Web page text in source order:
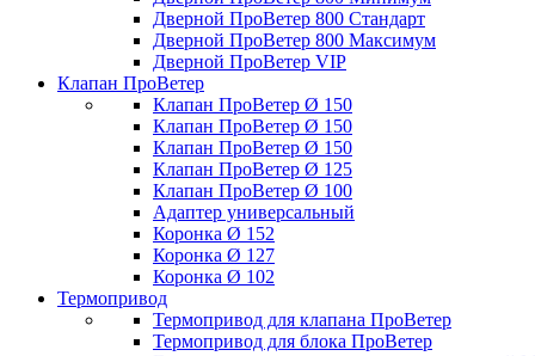
Дверной ПроВетер 800 Стандарт
Дверной ПроВетер 800 Максимум
Дверной ПроВетер VIP
Клапан ПроВетер
Клапан ПроВетер Ø 150
Клапан ПроВетер Ø 150
Клапан ПроВетер Ø 150
Клапан ПроВетер Ø 125
Клапан ПроВетер Ø 100
Адаптер универсальный
Коронка Ø 152
Коронка Ø 127
Коронка Ø 102
Термопривод
Термопривод для клапана ПроВетер
Термопривод для блока ПроВетер